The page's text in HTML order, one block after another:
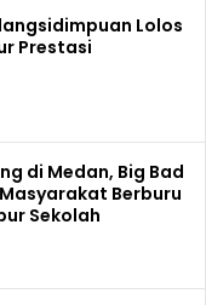
Lolos
Prestasi
di Medan, Big Bad
Berburu
Sekolah